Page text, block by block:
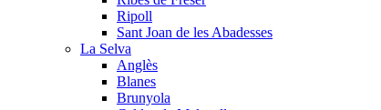
Ripoll
Sant Joan de les Abadesses
La Selva
Anglès
Blanes
Brunyola